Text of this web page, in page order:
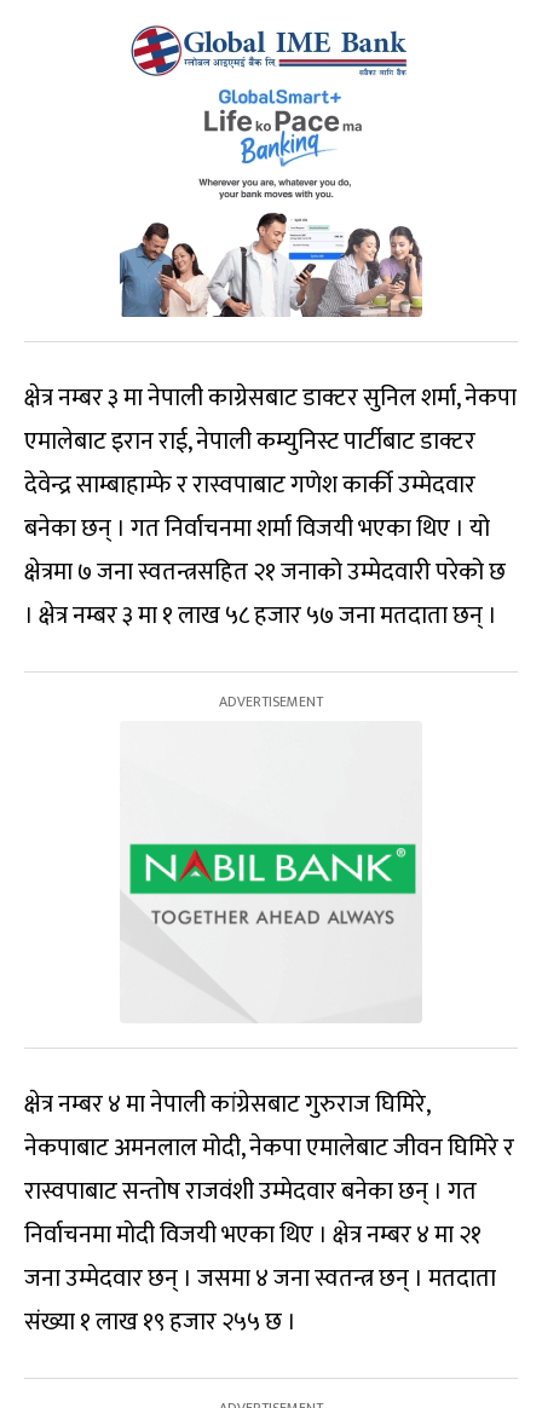
क्षेत्र नम्बर ३ मा नेपाली काग्रेसबाट डाक्टर सुनिल शर्मा, नेकपा
एमालेबाट इरान राई, नेपाली कम्युनिस्ट पार्टीबाट डाक्टर
देवेन्द्र साम्बाहाम्फे र रास्वपाबाट गणेश कार्की उम्मेदवार
बनेका छन् । गत निर्वाचनमा शर्मा विजयी भएका थिए । यो
क्षेत्रमा ७ जना स्वतन्त्रसहित २१ जनाको उम्मेदवारी परेको छ
। क्षेत्र नम्बर ३ मा १ लाख ५८ हजार ५७ जना मतदाता छन् ।
क्षेत्र नम्बर ४ मा नेपाली कांग्रेसबाट गुरुराज घिमिरे,
नेकपाबाट अमनलाल मोदी, नेकपा एमालेबाट जीवन घिमिरे र
रास्वपाबाट सन्तोष राजवंशी उम्मेदवार बनेका छन् । गत
निर्वाचनमा माेदी विजयी भएका थिए । क्षेत्र नम्बर ४ मा २१
जना उम्मेदवार छन् । जसमा ४ जना स्वतन्त्र छन् । मतदाता
संख्या १ लाख १९ हजार २५५ छ ।